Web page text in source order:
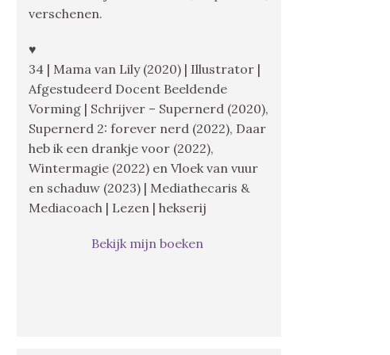
verschenen.
♥
34 | Mama van Lily (2020) | Illustrator |
Afgestudeerd Docent Beeldende
Vorming | Schrijver – Supernerd (2020),
Supernerd 2: forever nerd (2022), Daar
heb ik een drankje voor (2022),
Wintermagie (2022) en Vloek van vuur
en schaduw (2023) | Mediathecaris &
Mediacoach | Lezen | hekserij
Bekijk mijn boeken